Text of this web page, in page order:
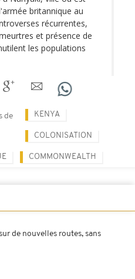
britannique au
récurrentes,
et présence de
les populations
de KENYA
COLONISATION
COMMONWEALTH
de nouvelles routes, sans